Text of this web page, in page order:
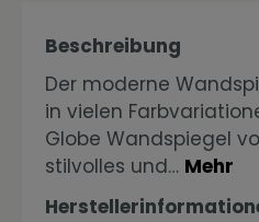
Beschreibung
Der moderne
in vielen
Globe Wandspiegel
stilvolles und… Mehr